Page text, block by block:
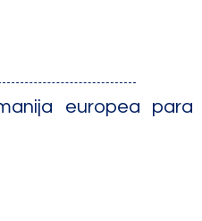
europea para